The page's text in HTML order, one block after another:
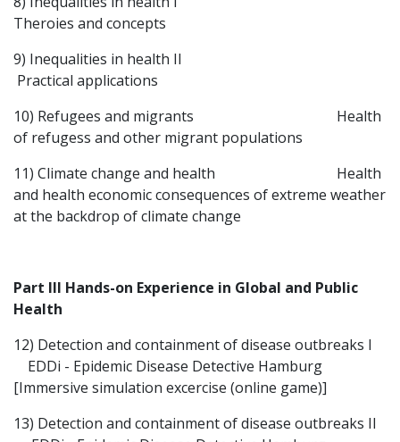
Theroies and concepts
9) Inequalities in health II
Practical applications
10) Refugees and migrants Health
of refugess and other migrant populations
11) Climate change and health Health
and health economic consequences of extreme weather
at the backdrop of climate change
Part III Hands-on Experience in Global and Public
Health
12) Detection and containment of disease outbreaks I
EDDi - Epidemic Disease Detective Hamburg
[Immersive simulation excercise (online game)]
13) Detection and containment of disease outbreaks II